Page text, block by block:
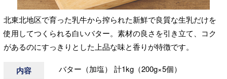
北東北地区で育った乳牛から搾られた新鮮で良質な生乳だけを
使用してつくられる白いバター。素材の良さを引き立て、コク
があるのにすっきりとした上品な味と香りが特徴です。
内容 バター（加塩） 計1kg（200g×5個）